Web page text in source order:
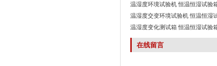
温湿度环境试验机 恒温恒湿试验
温湿度交变环境试验机 恒温恒湿
温湿度变化测试箱 恒温恒湿试验
在线留言